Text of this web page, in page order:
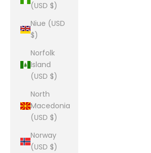
(USD $)
Niue (USD
$)
Norfolk
Island
(USD $)
North
Macedonia
(USD $)
Norway
(USD $)